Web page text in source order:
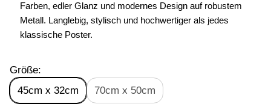
Farben, edler Glanz und modernes Design auf robustem
Metall. Langlebig, stylisch und hochwertiger als jedes
klassische Poster.
Größe:
45cm x 32cm
70cm x 50cm